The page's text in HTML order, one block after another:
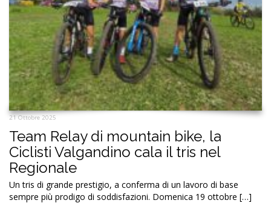
21 Ottobre 2025
Team Relay di mountain bike, la
Ciclisti Valgandino cala il tris nel
Regionale
Un tris di grande prestigio, a conferma di un lavoro di base
sempre più prodigo di soddisfazioni. Domenica 19 ottobre […]